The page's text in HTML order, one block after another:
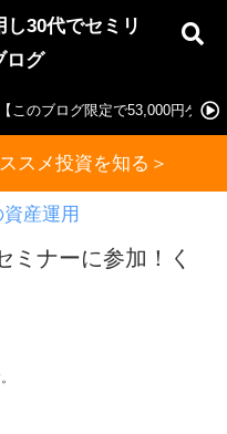
30代でセミリ
ログ
【このブログ限定で53,000円ゲッ
スメ投資を知る＞
産運用
ミナーに参加！く